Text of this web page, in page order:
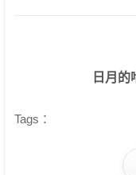
日月的
Tags：